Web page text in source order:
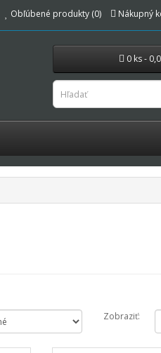
Obľúbené produkty (0) Nákupný
0 ks -
Zobraziť: